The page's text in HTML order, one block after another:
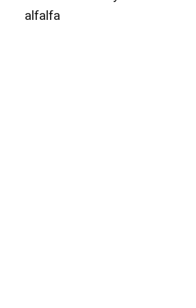
alfalfa